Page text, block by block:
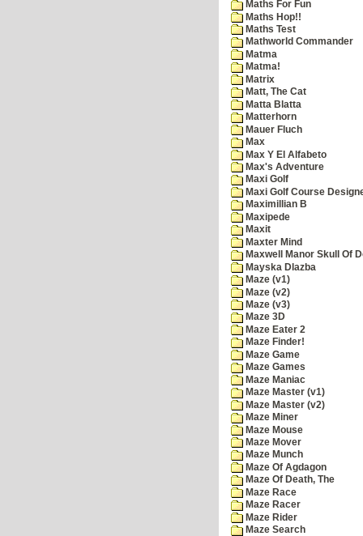
Maths For Fun
Maths Hop!!
Maths Test
Mathworld Commander
Matma
Matma!
Matrix
Matt, The Cat
Matta Blatta
Matterhorn
Mauer Fluch
Max
Max Y El Alfabeto
Max's Adventure
Maxi Golf
Maxi Golf Course
Maximillian B
Maxipede
Maxit
Maxter Mind
Maxwell Manor Skull Of
Mayska Dlazba
Maze (v1)
Maze (v2)
Maze (v3)
Maze 3D
Maze Eater 2
Maze Finder!
Maze Game
Maze Games
Maze Maniac
Maze Master (v1)
Maze Master (v2)
Maze Miner
Maze Mouse
Maze Mover
Maze Munch
Maze Of Agdagon
Maze Of Death, The
Maze Race
Maze Racer
Maze Rider
Maze Search